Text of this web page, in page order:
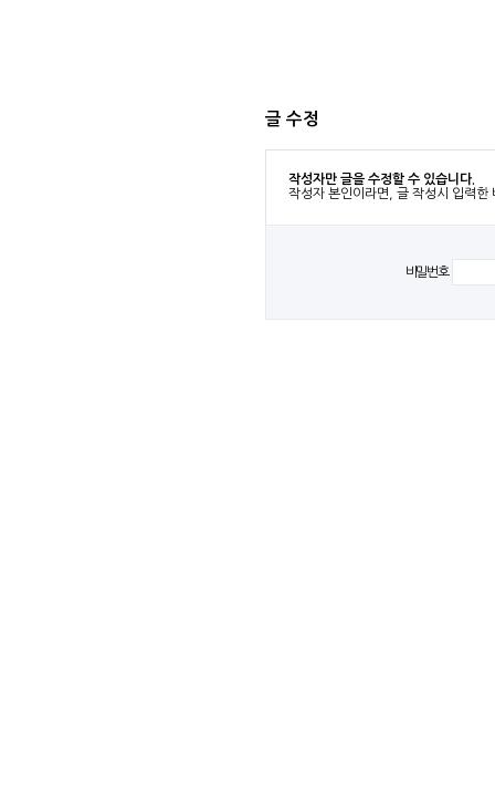
글 수정
작성자만 글을 수정할 수 있습니다.
작성자 본인이라면, 글 작성시 입력한
비밀번호